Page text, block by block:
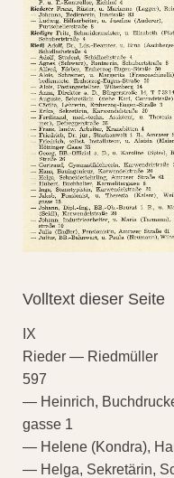
Volltext dieser Seite
IX
Rieder — Riedmüller
597
— Heinrich,
gasse 1
— Helene (Kondra),
— Helga, Sekretärin,